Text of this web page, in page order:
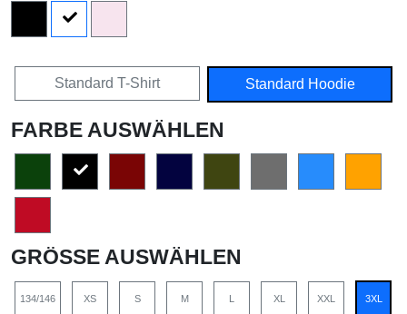
Standard T-Shirt Standard Hoodie
FARBE AUSWÄHLEN
GRÖSSE AUSWÄHLEN
134/146 XS S M L XL XXL 3XL